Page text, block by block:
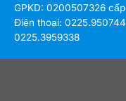
GPKD: 0200507326
Điện thoại:
0225.3959338